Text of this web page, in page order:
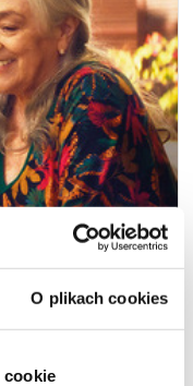
O plikach cookies